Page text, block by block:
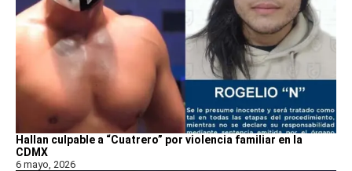
Hallan culpable a “Cuatrero” por violencia familiar en la
CDMX
6 mayo, 2026